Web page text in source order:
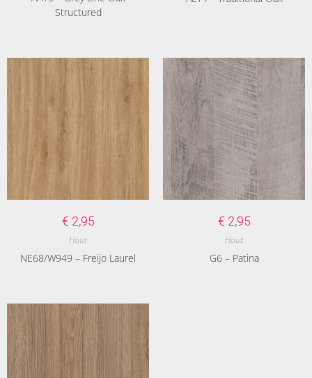
Structured
€ 2,95
Hout
NE68/W949 – Freijo Laurel
€ 2,95
Hout
G6 – Patina